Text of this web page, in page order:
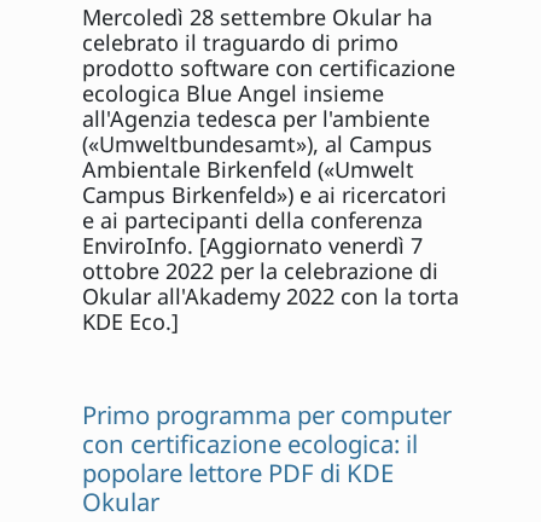
Mercoledì 28 settembre Okular ha
celebrato il traguardo di primo
prodotto software con certificazione
ecologica Blue Angel insieme
all'Agenzia tedesca per l'ambiente
(«Umweltbundesamt»), al Campus
Ambientale Birkenfeld («Umwelt
Campus Birkenfeld») e ai ricercatori
e ai partecipanti della conferenza
EnviroInfo. [Aggiornato venerdì 7
ottobre 2022 per la celebrazione di
Okular all'Akademy 2022 con la torta
KDE Eco.]
Primo programma per computer
con certificazione ecologica: il
popolare lettore PDF di KDE
Okular